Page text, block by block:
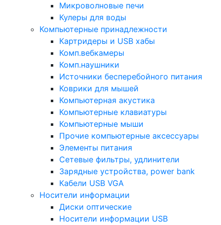
Микроволновые печи
Кулеры для воды
Компьютерные принадлежности
Картридеры и USB хабы
Комп.вебкамеры
Комп.наушники
Источники бесперебойного питания
Коврики для мышей
Компьютерная акустика
Компьютерные клавиатуры
Компьютерные мыши
Прочие компьютерные аксессуары
Элементы питания
Сетевые фильтры, удлинители
Зарядные устройства, power bank
Кабели USB VGA
Носители информации
Диски оптические
Носители информации USB